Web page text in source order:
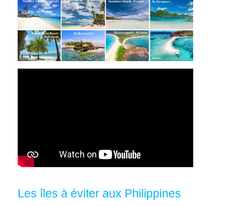
Les îles à éviter aux Philippines